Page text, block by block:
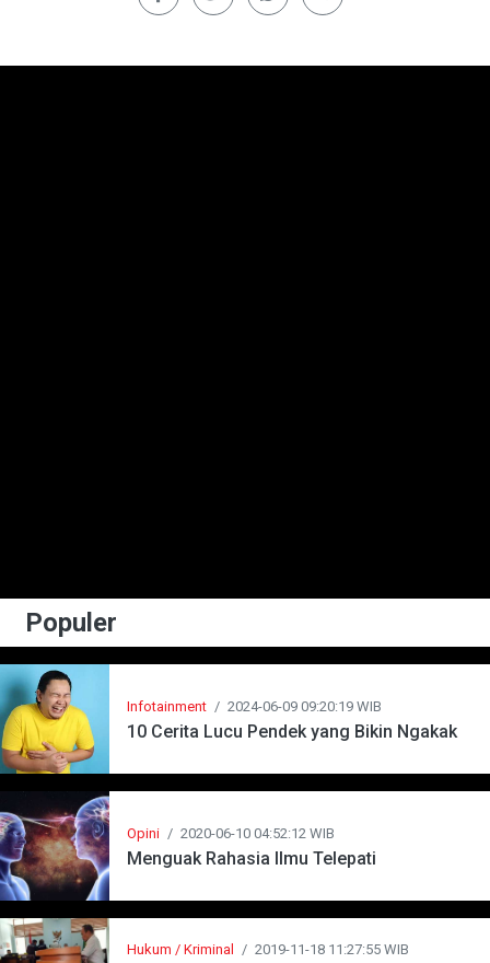
Populer
Infotainment / 2024-06-09 09:20:19 WIB
10 Cerita Lucu Pendek yang Bikin Ngakak
Opini / 2020-06-10 04:52:12 WIB
Menguak Rahasia Ilmu Telepati
Hukum / Kriminal / 2019-11-18 11:27:55 WIB